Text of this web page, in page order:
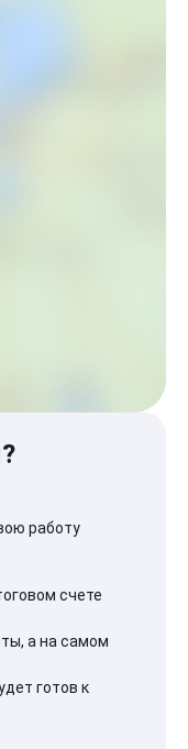
работу
счете
а на самом
готов к